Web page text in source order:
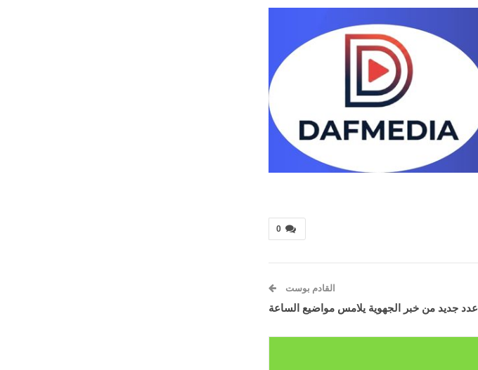
0
القادم بوست
عدد جديد من خبر الجهوية يلامس مواضيع الساعة